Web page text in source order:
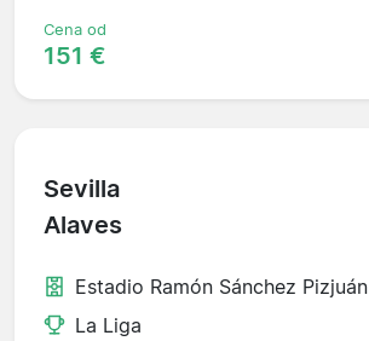
Cena od
151 €
Sevilla
Alaves
Estadio Ramón Sánchez Pizjuán
La Liga